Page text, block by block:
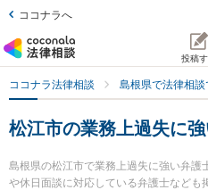
ココナラへ
投稿
ココナラ法律相談 島根県で法律相
松江市の業務上過失に
島根県の松江市で業務上過失に強い弁護
や休日面談に対応している弁護士なども